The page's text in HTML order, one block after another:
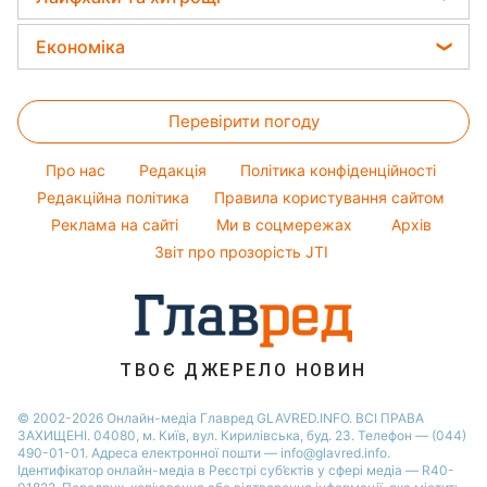
Новини Полтави
Новини Дніпра
Новини Сум
Новини моди
Поради від Андре Тана
Салати
Прості страви
Настя Каменських
Віталій Козловський
Потап
Ольга Сумська
Філіп Кіркоров
Олена Зеленська
Кейт Міддлтон
Алла Пугачова
Прання
Кімнатні рослини
Прибирання
Авто
Економіка
Грошова допомога
Тарифи
Курс валют
Перевірити погоду
Про нас Редакція
Політика конфіденційності
Редакційна політика
Правила користування сайтом
Реклама на сайті
Ми в соцмережах
Архів
Звіт про прозорість JTI
ТВОЄ ДЖЕРЕЛО НОВИН
© 2002-2026 Онлайн-медіа Главред GLAVRED.INFO. ВСІ ПРАВА
ЗАХИЩЕНІ. 04080, м. Київ, вул. Кирилівська, буд. 23. Телефон — (044)
490-01-01. Адреса електронної пошти — info@glavred.info.
Ідентифікатор онлайн-медіа в Реєстрі суб’єктів у сфері медіа — R40-